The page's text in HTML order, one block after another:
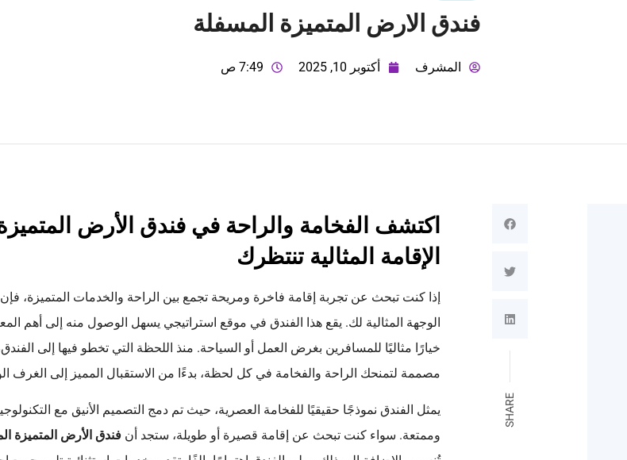
فندق الارض المتميزة المسفلة
المشرف أكتوبر 10, 2025 7:49 ص
SHARE
اكتشف الفخامة والراحة في فندق الأرض
الإقامة المثالية تنتظرك
إذا كنت تبحث عن تجربة إقامة فاخرة ومريحة تجمع بين الراحة والخدمات المتميزة، فإن
الوجهة المثالية لك. يقع هذا الفندق في موقع استراتيجي يسهل الوصول منه إلى أهم
خيارًا مثاليًا للمسافرين بغرض العمل أو السياحة. منذ اللحظة التي تخطو فيها إلى
مصممة لتمنحك الراحة والفخامة في كل لحظة، بدءًا من الاستقبال المميز إلى الغرف
يمثل الفندق نموذجًا حقيقيًا للفخامة العصرية، حيث تم دمج التصميم الأنيق مع
وممتعة. سواء كنت تبحث عن إقامة قصيرة أو طويلة، ستجد أن فندق الأرض المتميزة